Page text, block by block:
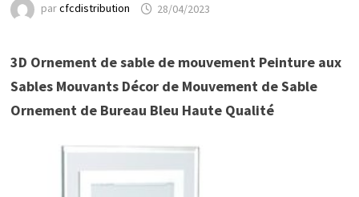
parcfcdistribution 28/04/2023
3D Ornement de sable de mouvement Peinture aux
Sables Mouvants Décor de Mouvement de Sable
Ornement de Bureau Bleu Haute Qualité